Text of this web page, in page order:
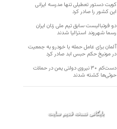
کویت دستور تعطیلی تنها مدرسه ایرانی
این کشور را صادر کرد
دو فوتبالیست سابق تیم ملی زنان ایران
رسما شهروند استرالیا شدند
آلمان برای عامل حمله با خودرو به جمعیت
در مونیخ حکم حبس ابد صادر کرد
دست‌کم ۳۰ نیروی دولتی یمن در حملات
حوثی‌ها کشته شدند
بایگانی نسخه قدیم سایت